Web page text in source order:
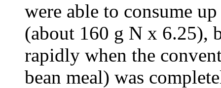
were able to consume
(about 160 g N x 6.25),
rapidly when the
bean meal) was